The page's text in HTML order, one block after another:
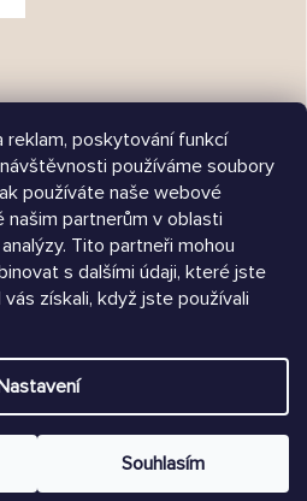
reklam, poskytování funkcí
používáme soubory
používáte naše webové
partnerům v oblasti
Tito partneři mohou
s dalšími údaji, které jste
získali, když jste používali
Souhlasím
Vytvořil Shoptet
. Všechna práva vyhrazena.
cookies